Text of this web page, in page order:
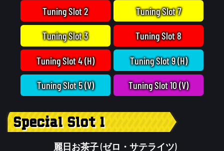
Tuning Slot 2
Tuning Slot 3
Tuning Slot 4 (H)
Tuning Slot 5 (V)
Tuning Slot 7
Tuning Slot 8
Tuning Slot 9 (H)
Tuning Slot 10 (V)
Special Slot 1
麗日お茶子 (ゼロ・サテライツ)